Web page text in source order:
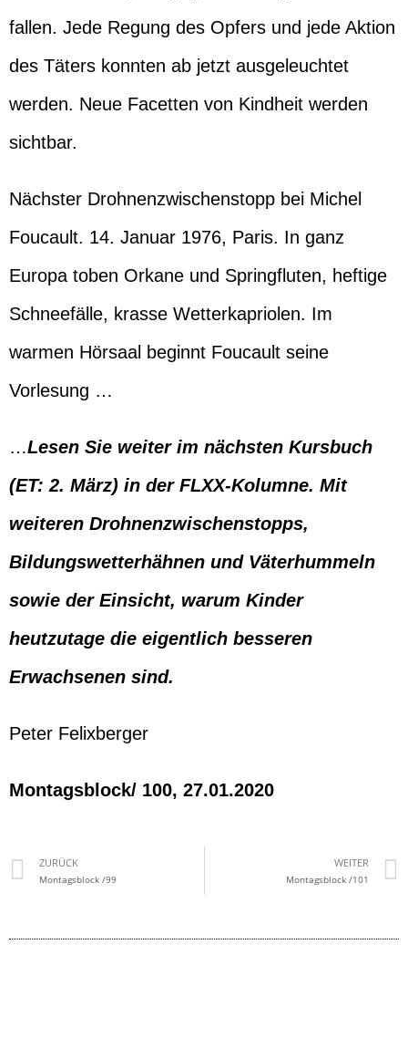
fallen. Jede Regung des Opfers und jede Aktion
des Täters konnten ab jetzt ausgeleuchtet
werden. Neue Facetten von Kindheit werden
sichtbar.
Nächster Drohnenzwischenstopp bei Michel
Foucault. 14. Januar 1976, Paris. In ganz
Europa toben Orkane und Springfluten, heftige
Schneefälle, krasse Wetterkapriolen. Im
warmen Hörsaal beginnt Foucault seine
Vorlesung …
…Lesen Sie weiter im nächsten Kursbuch
(ET: 2. März) in der FLXX-Kolumne. Mit
weiteren Drohnenzwischenstopps,
Bildungswetterhähnen und Väterhummeln
sowie der Einsicht, warum Kinder
heutzutage die eigentlich besseren
Erwachsenen sind.
Peter Felixberger
Montagsblock/ 100, 27.01.2020
ZURÜCK
Montagsblock /99
WEITER
Montagsblock /101